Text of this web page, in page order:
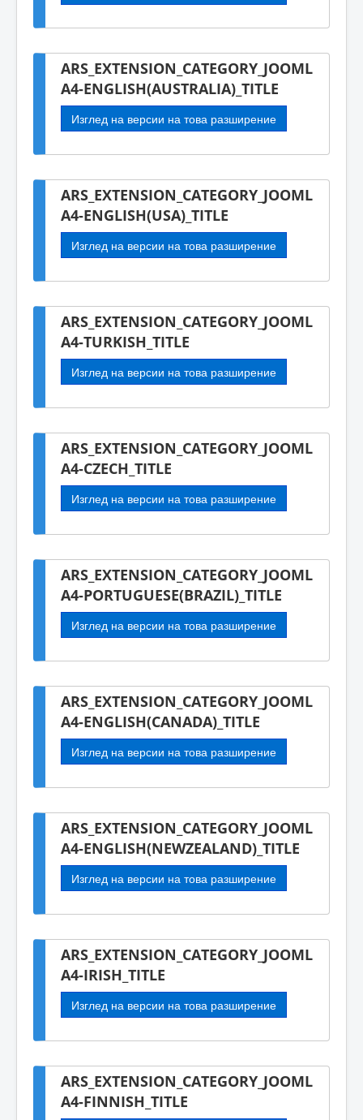
ARS_EXTENSION_CATEGORY_JOOML
A4-ENGLISH(AUSTRALIA)_TITLE
Изглед на версии на това разширение
ARS_EXTENSION_CATEGORY_JOOML
A4-ENGLISH(USA)_TITLE
Изглед на версии на това разширение
ARS_EXTENSION_CATEGORY_JOOML
A4-TURKISH_TITLE
Изглед на версии на това разширение
ARS_EXTENSION_CATEGORY_JOOML
A4-CZECH_TITLE
Изглед на версии на това разширение
ARS_EXTENSION_CATEGORY_JOOML
A4-PORTUGUESE(BRAZIL)_TITLE
Изглед на версии на това разширение
ARS_EXTENSION_CATEGORY_JOOML
A4-ENGLISH(CANADA)_TITLE
Изглед на версии на това разширение
ARS_EXTENSION_CATEGORY_JOOML
A4-ENGLISH(NEWZEALAND)_TITLE
Изглед на версии на това разширение
ARS_EXTENSION_CATEGORY_JOOML
A4-IRISH_TITLE
Изглед на версии на това разширение
ARS_EXTENSION_CATEGORY_JOOML
A4-FINNISH_TITLE